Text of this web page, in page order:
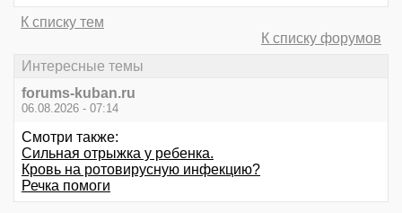
К списку тем
К списку форумов
Интересные темы
forums-kuban.ru
06.08.2026 - 07:14
Смотри также:
Сильная отрыжка у ребенка.
Кровь на ротовирусную инфекцию?
Речка помоги